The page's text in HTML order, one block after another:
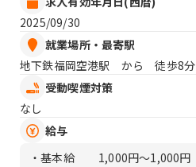
2025/09/30
就業場所・最寄駅
地下鉄福岡空港駅 から 徒歩8分
受動喫煙対策
なし
給与
・基本給
1,000円〜1,000円